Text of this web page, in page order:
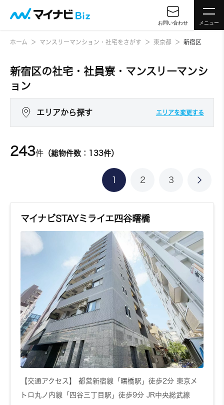
お問い合わせ メニュー
ホーム マンスリーマンション・社宅をさがす 東京都 新宿区
新宿区の社宅・社員寮・マンスリーマンシ
ョン
エリアから探す エリアを変更する
243件 （総物件数：133件）
1 2 3
マイナビSTAYミライエ四谷曙橋
【交通アクセス】 都営新宿線「曙橋駅」徒歩2分 東京メ
トロ丸ノ内線「四谷三丁目駅」徒歩9分 JR中央総武線